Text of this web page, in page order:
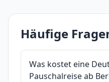
Häufige
Was kostet eine
Pauschalreise ab